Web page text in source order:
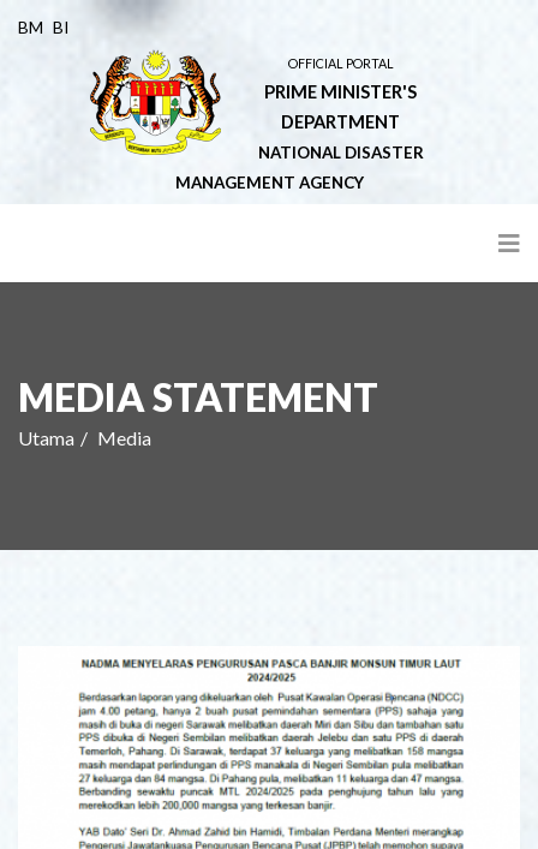
BM BI
OFFICIAL PORTAL
PRIME MINISTER'S
DEPARTMENT
NATIONAL DISASTER
MANAGEMENT AGENCY
MEDIA STATEMENT
Utama Media